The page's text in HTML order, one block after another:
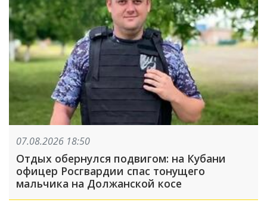
07.08.2026 18:50
Отдых обернулся подвигом: на Кубани
офицер Росгвардии спас тонущего
мальчика на Должанской косе